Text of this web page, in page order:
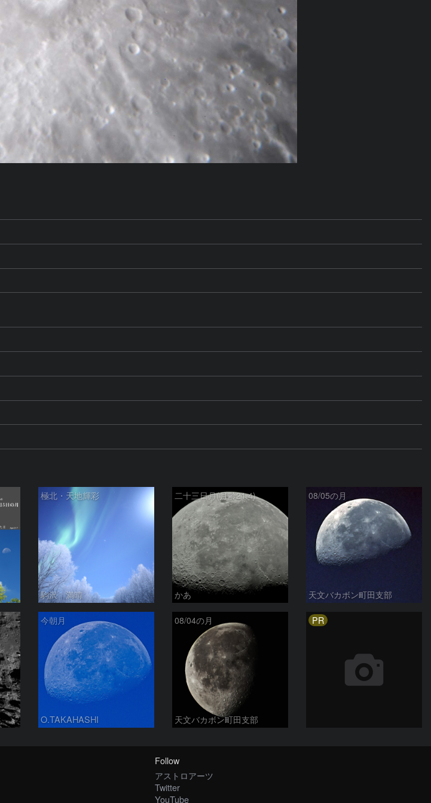
極北・天地輝彩
駒沢 満晴
二十三日月(月齢21.4)
かあ
08/05の月
天文バカボン町田支部
今朝月
O.TAKAHASHI
08/04の月
天文バカボン町田支部
PR
Follow
アストロアーツ
Twitter
YouTube